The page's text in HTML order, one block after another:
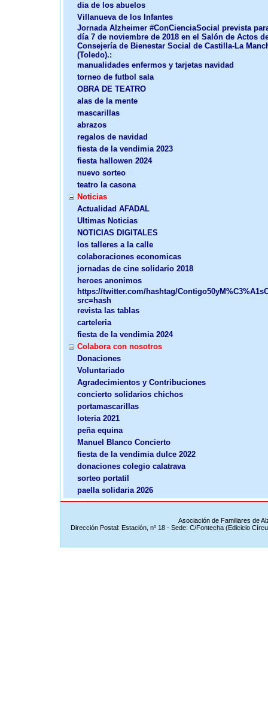
dia de los abuelos
Villanueva de los Infantes
Jornada Alzheimer #ConCienciaSocial prevista
día 7 de noviembre de 2018 en el Salón de Actos
Consejería de Bienestar Social de Castilla-La
(Toledo).:
manualidades enfermos y tarjetas navidad
torneo de futbol sala
OBRA DE TEATRO
alas de la mente
mascarillas
abrazos
regalos de navidad
fiesta de la vendimia 2023
fiesta hallowen 2024
nuevo sorteo
teatro la casona
Noticias
Actualidad AFADAL
Ultimas Noticias
NOTICIAS DIGITALES
los talleres a la calle
colaboraciones economicas
jornadas de cine solidario 2018
heroes anonimos
https://twitter.com/hashtag/
src=hash
revista las tablas
carteleria
fiesta de la vendimia 2024
Colabora con nosotros
Donaciones
Voluntariado
Agradecimientos y Contribuciones
concierto solidarios chichos
portamascarillas
loteria 2021
peña equina
Manuel Blanco Concierto
fiesta de la vendimia dulce 2022
donaciones colegio calatrava
sorteo portatil
paella solidaria 2026
Asociación de Familiares de
Dirección Postal: Estación, nº 18 - Sede: C/Fontecha (Edicicio